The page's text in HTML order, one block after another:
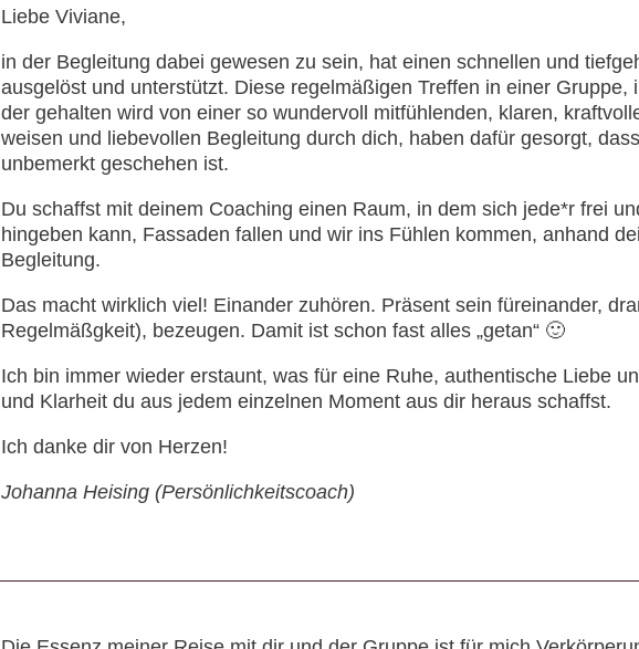
Liebe Viviane,
in der Begleitung dabei gewesen zu sein, hat einen schnellen und
ausgelöst und unterstützt. Diese regelmäßigen Treffen in einer Gruppe,
der gehalten wird von einer so wundervoll mitfühlenden, klaren,
weisen und liebevollen Begleitung durch dich, haben dafür gesorgt,
unbemerkt geschehen ist.
Du schaffst mit deinem Coaching einen Raum, in dem sich jede*r frei
hingeben kann, Fassaden fallen und wir ins Fühlen kommen, anhand
Begleitung.
Das macht wirklich viel! Einander zuhören. Präsent sein füreinander,
Regelmäßgkeit), bezeugen. Damit ist schon fast alles „getan“ 🙂
Ich bin immer wieder erstaunt, was für eine Ruhe, authentische Liebe
und Klarheit du aus jedem einzelnen Moment aus dir heraus schaffst.
Ich danke dir von Herzen!
Johanna Heising (Persönlichkeitscoach)